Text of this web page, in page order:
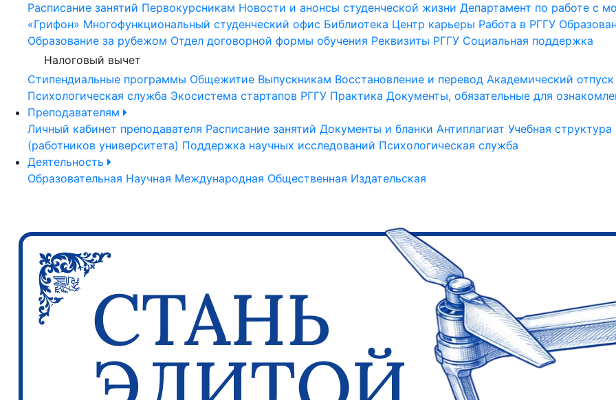
Расписание занятий Первокурсникам Новости и анонсы студенческой жизни Департамент по работе с
«Грифон» Многофункциональный студенческий офис Библиотека Центр карьеры Работа в РГГУ
Образование за рубежом Отдел договорной формы обучения Реквизиты РГГУ Социальная поддержка
Налоговый вычет
Стипендиальные программы Общежитие Выпускникам Восстановление и перевод Академический отпуск
Психологическая служба Экосистема стартапов РГГУ Практика Документы, обязательные для
Преподавателям
Личный кабинет преподавателя Расписание занятий Документы и бланки Антиплагиат Учебная структура
(работников университета) Поддержка научных исследований Психологическая служба
Деятельность
Образовательная Научная Международная Общественная Издательская